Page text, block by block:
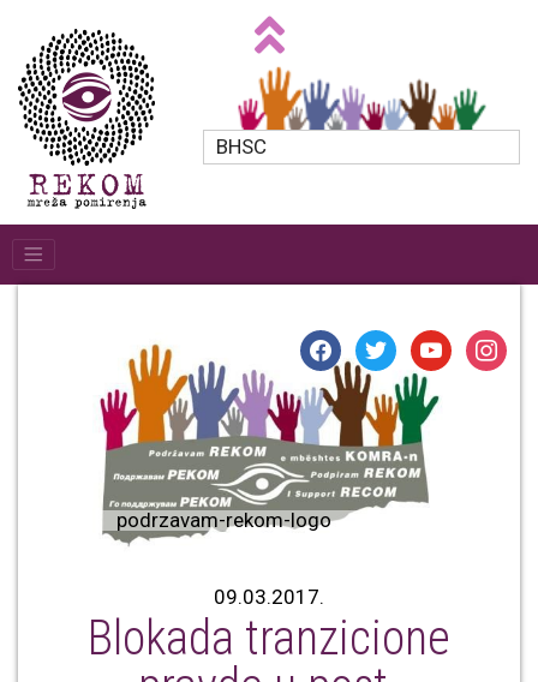
BHSC
podrzavam-rekom-logo
09.03.2017.
Blokada tranzicione
facebooktwitteryoutube